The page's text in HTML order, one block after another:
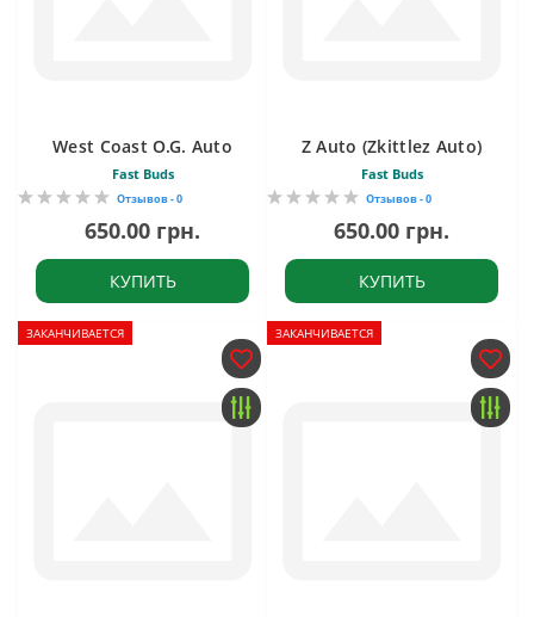
West Coast O.G. Auto
Fast Buds
Отзывов - 0
650.00 грн.
КУПИТЬ
Z Auto (Zkittlez Auto)
Fast Buds
Отзывов - 0
650.00 грн.
КУПИТЬ
ЗАКАНЧИВАЕТСЯ ЗАКАНЧИВАЕТСЯ